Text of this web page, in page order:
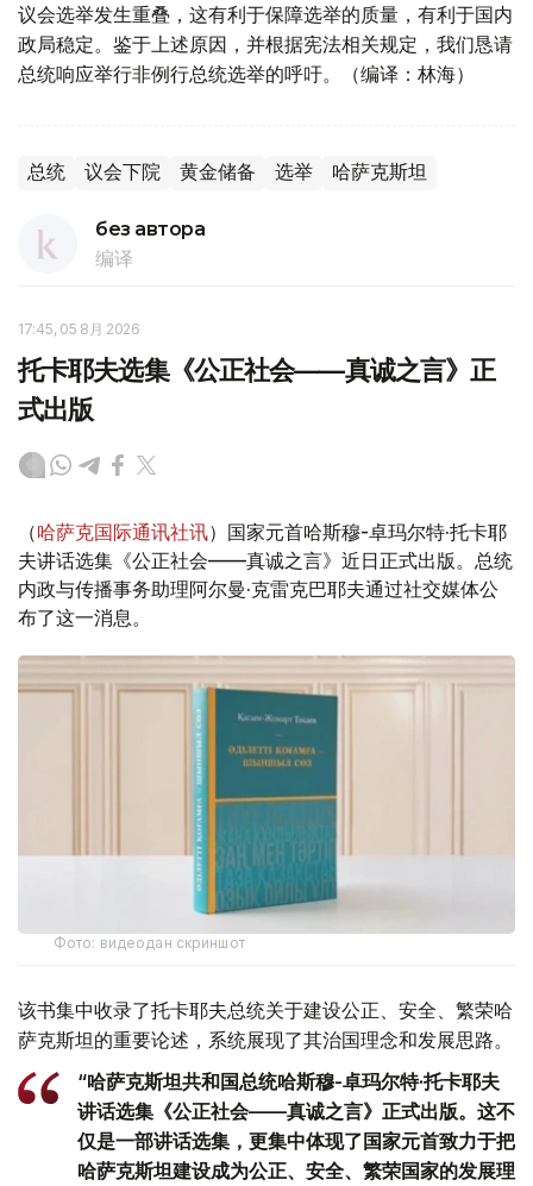
议会选举发生重叠，这有利于保障选举的质量，有利于国内
政局稳定。鉴于上述原因，并根据宪法相关规定，我们恳请
总统响应举行非例行总统选举的呼吁。（编译：林海）
总统 议会下院 黄金储备 选举 哈萨克斯坦
без автора
编译
17:45, 05 8月 2026
托卡耶夫选集《公正社会——真诚之言》正
式出版
（哈萨克国际通讯社讯）国家元首哈斯穆-卓玛尔特·托卡耶
夫讲话选集《公正社会——真诚之言》近日正式出版。总统
内政与传播事务助理阿尔曼·克雷克巴耶夫通过社交媒体公
布了这一消息。
Фото: видеодан скриншот
该书集中收录了托卡耶夫总统关于建设公正、安全、繁荣哈
萨克斯坦的重要论述，系统展现了其治国理念和发展思路。
“哈萨克斯坦共和国总统哈斯穆-卓玛尔特·托卡耶夫
讲话选集《公正社会——真诚之言》正式出版。这不
仅是一部讲话选集，更集中体现了国家元首致力于把
哈萨克斯坦建设成为公正、安全、繁荣国家的发展理